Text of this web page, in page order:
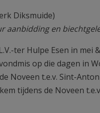
Diksmuide)
aanbidding en
ter Hulpe Esen in mei
op die dagen in
Noveen t.e.v. Sint-
tijdens de Noveen